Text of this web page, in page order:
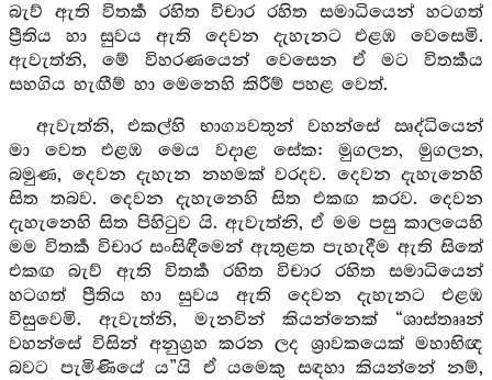
බැව් ඇති විතර්‍ක රහිත විචාර රහිත සමාධියෙන් හටගත්
ප්‍රීතිය හා සුවය ඇති දෙවන දැහැනට එළඹ වෙසෙමි.
ඇවැත්නි, මේ විහරණයෙන් වෙසෙන ඒ මට විතර්‍කය
සහගිය හැඟීම් හා මෙනෙහි කිරීම් පහළ වෙත්.
ඇවැත්නි, එකල්හි භාග්‍යවතුන් වහන්සේ ඍද්ධියෙන්
මා වෙත එළඹ මෙය වදාළ සේක: මුගලන, මුගලන,
බමුණ, දෙවන දැහැන නහමක් වරදව. දෙවන දැහැනෙහි
සිත තබව. දෙවන දැහැනෙහි සිත එකඟ කරව. දෙවන
දැහැනෙහි සිත පිහිටුව යි. ඇවැත්නි, ඒ මම පසු කාලයෙහි
මම විතර්‍ක විචාර සංසිඳීමෙන් ඇතුළත පැහැදීම ඇති සිතේ
එකඟ බැව් ඇති විතර්‍ක රහිත විචාර රහිත සමාධියෙන්
හටගත් ප්‍රීතිය හා සුවය ඇති දෙවන දැහැනට එළඹ
විසුවෙමි. ඇවැත්නි, මැනවින් කියන්නෙක් “ශාස්තෲන්
වහන්සේ විසින් අනුග්‍රහ කරන ලද ශ්‍රාවකයෙක් මහාභිඥ
බවට පැමිණියේ ය”යි ඒ යමෙකු සඳහා කියන්නේ නම්,